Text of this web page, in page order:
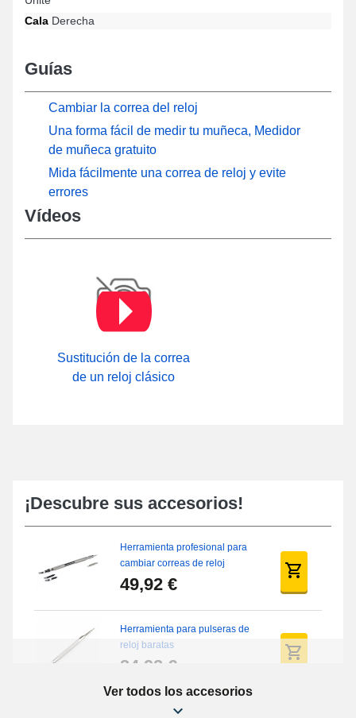
Cala Derecha
Guías
Cambiar la correa del reloj
Una forma fácil de medir tu muñeca, Medidor
de muñeca gratuito
Mida fácilmente una correa de reloj y evite
errores
Vídeos
Sustitución de la correa
de un reloj clásico
¡Descubre sus accesorios!
Herramienta profesional para
cambiar correas de reloj
49,92 €
Herramienta para pulseras de
reloj baratas
34,92 €
Kit de reparación de relojes
Ver todos los accesorios